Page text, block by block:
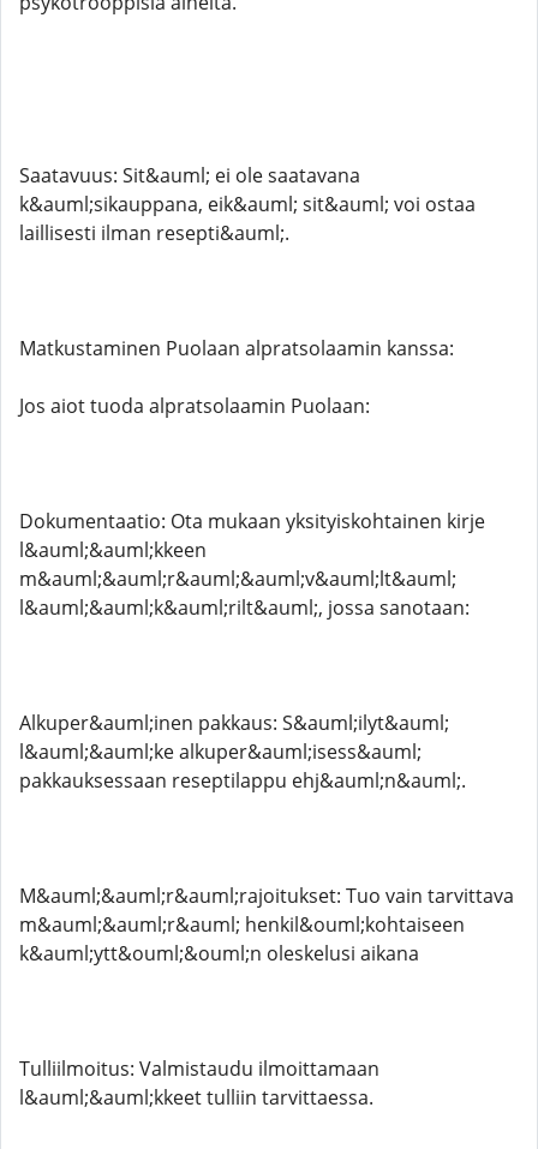
Saatavuus: Sit&auml; ei ole saatavana
k&auml;sikauppana, eik&auml; sit&auml; voi ostaa
laillisesti ilman resepti&auml;. ​
Matkustaminen Puolaan alpratsolaamin kanssa:
Jos aiot tuoda alpratsolaamin Puolaan:
Dokumentaatio: Ota mukaan yksityiskohtainen kirje
l&auml;&auml;kkeen
m&auml;&auml;r&auml;&auml;v&auml;lt&auml;
l&auml;&auml;k&auml;rilt&auml;, ​​jossa sanotaan:​
Alkuper&auml;inen pakkaus: S&auml;ilyt&auml;
l&auml;&auml;ke alkuper&auml;isess&auml;
pakkauksessaan reseptilappu ehj&auml;n&auml;.​
M&auml;&auml;r&auml;rajoitukset: Tuo vain tarvittava
m&auml;&auml;r&auml; henkil&ouml;kohtaiseen
k&auml;ytt&ouml;&ouml;n oleskelusi aikana
Tulliilmoitus: Valmistaudu ilmoittamaan
l&auml;&auml;kkeet tulliin tarvittaessa.